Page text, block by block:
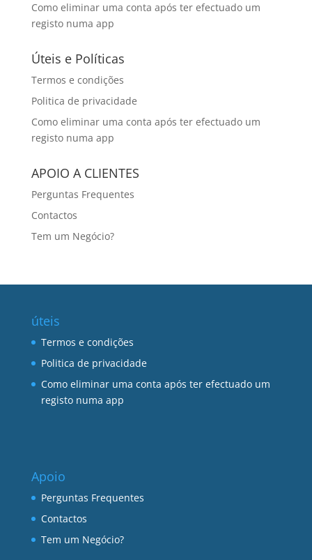
Como eliminar uma conta após ter efectuado um
registo numa app
Úteis e Políticas
Termos e condições
Politica de privacidade
Como eliminar uma conta após ter efectuado um
registo numa app
APOIO A CLIENTES
Perguntas Frequentes
Contactos
Tem um Negócio?
úteis
Termos e condições
Politica de privacidade
Como eliminar uma conta após ter efectuado um
registo numa app
Apoio
Perguntas Frequentes
Contactos
Tem um Negócio?